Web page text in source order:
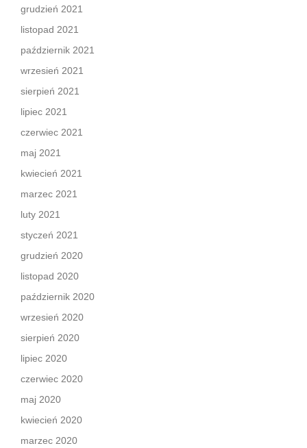
grudzień 2021
listopad 2021
październik 2021
wrzesień 2021
sierpień 2021
lipiec 2021
czerwiec 2021
maj 2021
kwiecień 2021
marzec 2021
luty 2021
styczeń 2021
grudzień 2020
listopad 2020
październik 2020
wrzesień 2020
sierpień 2020
lipiec 2020
czerwiec 2020
maj 2020
kwiecień 2020
marzec 2020